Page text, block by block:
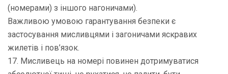
(номерами) з іншого нагоничами).
Важливою умовою гарантування безпеки є
застосування мисливцями і загоничами яскравих
жилетів і пов’язок.
17. Мисливець на номері повинен дотримуватися